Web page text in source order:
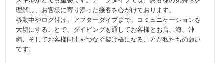
理解し、お客様に寄り添った接客を心がけております。
移動中やログ付け、アフターダイブまで、コミュニケーションを
大切にすることで、ダイビングを通してお客様とお店、海、沖
縄、そしてお客様同士をつなぐ架け橋になることが私たちの願い
です。